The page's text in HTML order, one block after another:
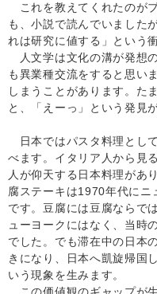
これを教えてくれたのが
も、小説で読んでいました
れは研究に値する」という
人文学は文化の溝が発想
も異業種交流をすると思い
しまうことがあります。た
と、「えーっ」という発見
日本ではパスタ料理とし
べます。イタリア人から見
人が仰天する日本料理があ
腐ステーキは1970年代にニ
です。豆腐には豆腐ならで
ューヨークにはなく、当時
でした。でも滞在中の日本
きになり、日本へ凱旋帰国
いう現象を生みます。